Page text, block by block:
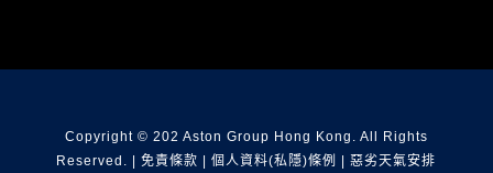
Copyright © 202 Aston Group Hong Kong. All Rights
Reserved. |免責條款 |個人資料(私隱)條例 |惡劣天氣安排